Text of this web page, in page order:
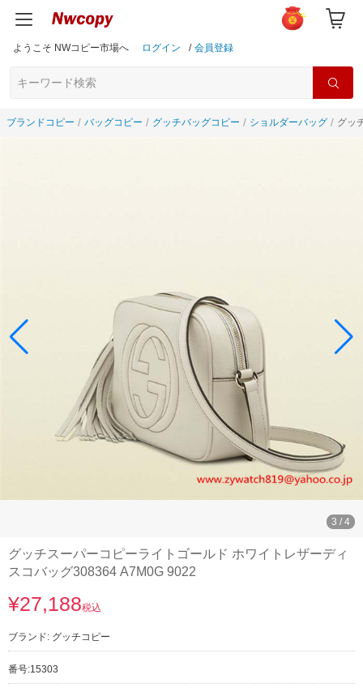
ようこそ NWコピー市場へ ログイン / 会員登録
ブランドコピー バッグコピー グッチバッグコピー ショルダーバッグ グッ
3 / 4
グッチスーパーコピーライトゴールド ホワイトレザーディ
スコバッグ308364 A7M0G 9022
¥27,188税込
ブランド: グッチコピー
番号:15303